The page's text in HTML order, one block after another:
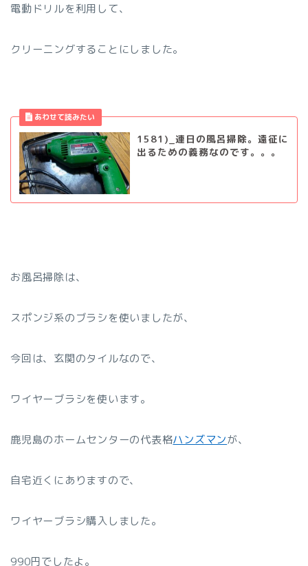
電動ドリルを利用して、
クリーニングすることにしました。
1581)_連日の風呂掃除。遠征に
出るための義務なのです。。。
お風呂掃除は、
スポンジ系のブラシを使いましたが、
今回は、玄関のタイルなので、
ワイヤーブラシを使います。
鹿児島のホームセンターの代表格ハンズマンが、
自宅近くにありますので、
ワイヤーブラシ購入しました。
990円でしたよ。